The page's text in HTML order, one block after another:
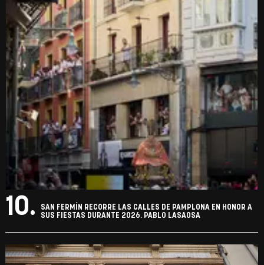
10.
SAN FERMÍN RECORRE LAS CALLES DE PAMPLONA EN HONOR A
SUS FIESTAS DURANTE 2026. PABLO LASAOSA